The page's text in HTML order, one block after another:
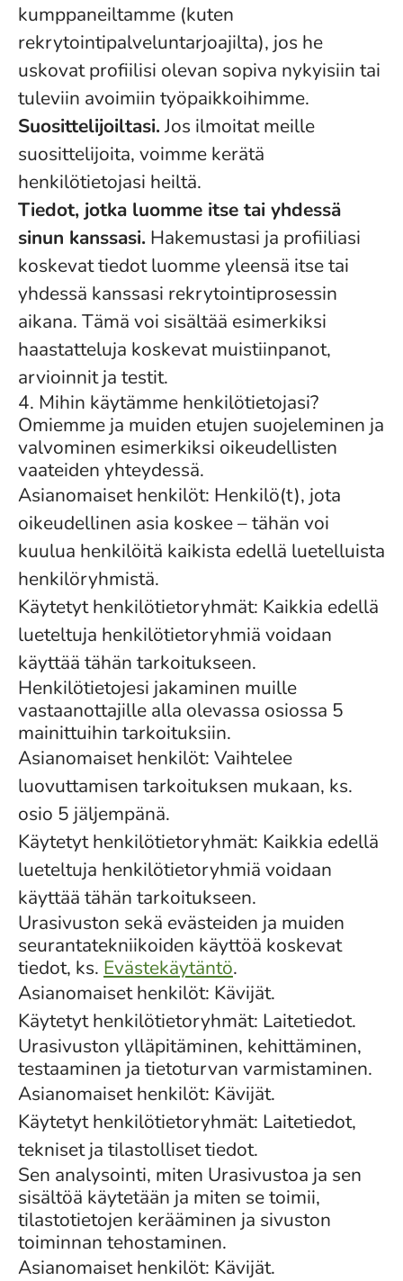
kumppaneiltamme (kuten
rekrytointipalveluntarjoajilta), jos he
uskovat profiilisi olevan sopiva nykyisiin tai
tuleviin avoimiin työpaikkoihimme.
Suosittelijoiltasi.Jos ilmoitat meille
suosittelijoita, voimme kerätä
henkilötietojasi heiltä.
Tiedot, jotka luomme itse tai yhdessä
sinun kanssasi. Hakemustasi ja profiiliasi
koskevat tiedot luomme yleensä itse tai
yhdessä kanssasi rekrytointiprosessin
aikana. Tämä voi sisältää esimerkiksi
haastatteluja koskevat muistiinpanot,
arvioinnit ja testit.
4. Mihin käytämme henkilötietojasi?
Omiemme ja muiden etujen suojeleminen ja
valvominen esimerkiksi oikeudellisten
vaateiden yhteydessä.
Asianomaiset henkilöt: Henkilö(t), jota
oikeudellinen asia koskee – tähän voi
kuulua henkilöitä kaikista edellä luetelluista
henkilöryhmistä.
Käytetyt henkilötietoryhmät: Kaikkia edellä
lueteltuja henkilötietoryhmiä voidaan
käyttää tähän tarkoitukseen.
Henkilötietojesi jakaminen muille
vastaanottajille alla olevassa osiossa 5
mainittuihin tarkoituksiin.
Asianomaiset henkilöt: Vaihtelee
luovuttamisen tarkoituksen mukaan, ks.
osio 5 jäljempänä.
Käytetyt henkilötietoryhmät: Kaikkia edellä
lueteltuja henkilötietoryhmiä voidaan
käyttää tähän tarkoitukseen.
Urasivuston sekä evästeiden ja muiden
seurantatekniikoiden käyttöä koskevat
tiedot, ks. Evästekäytäntö.
Asianomaiset henkilöt: Kävijät.
Käytetyt henkilötietoryhmät: Laitetiedot.
Urasivuston ylläpitäminen, kehittäminen,
testaaminen ja tietoturvan varmistaminen.
Asianomaiset henkilöt: Kävijät.
Käytetyt henkilötietoryhmät: Laitetiedot,
tekniset ja tilastolliset tiedot.
Sen analysointi, miten Urasivustoa ja sen
sisältöä käytetään ja miten se toimii,
tilastotietojen kerääminen ja sivuston
toiminnan tehostaminen.
Asianomaiset henkilöt: Kävijät.